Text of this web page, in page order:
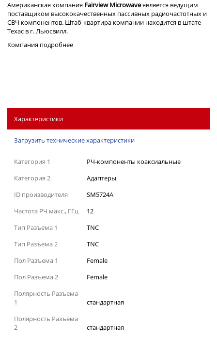
Американская компания Fairview Microwaveявляется ведущим
поставщиком высококачественных пассивных радиочастотных и
СВЧ компонентов. Штаб-квартира компании находится в штате
Техас в г. Льюсвилл.
Компания подробнее
Характеристики
Загрузить технические характеристики
Категория 1
РЧ-компоненты коаксиальные
Категория 2
Адаптеры
ID производителя
SM5724A
Частота РЧ макс., ГГц
12
Тип Разъема 1
TNC
Тип Разъема 2
TNC
Пол Разъема 1
Female
Пол Разъема 2
Female
Полярность Разъема
1
стандартная
Полярность Разъема
2
стандартная